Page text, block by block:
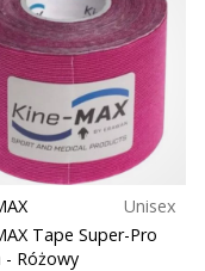
Unisex
Tape Super-Pro
- Różowy